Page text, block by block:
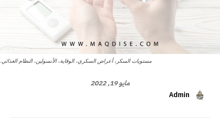
مستويات السكر، أعراض السكري، الوقاية، الأنسولين، النظام الغذائي.
مايو 19, 2022
Admin